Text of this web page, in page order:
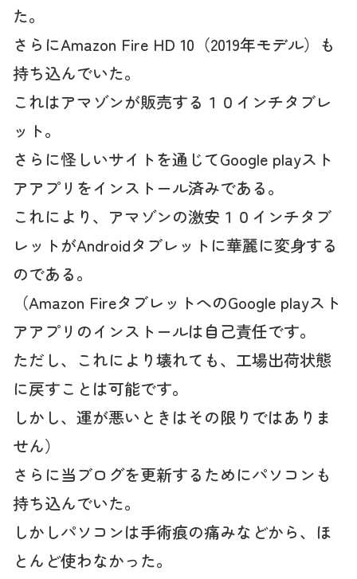
た。
さらにAmazon Fire HD 10（2019年モデル）も
持ち込んでいた。
これはアマゾンが販売する１０インチタブレ
ット。
さらに怪しいサイトを通じてGoogle playスト
アアプリをインストール済みである。
これにより、アマゾンの激安１０インチタブ
レットがAndroidタブレットに華麗に変身する
のである。
（Amazon FireタブレットへのGoogle playスト
アアプリのインストールは自己責任です。
ただし、これにより壊れても、工場出荷状態
に戻すことは可能です。
しかし、運が悪いときはその限りではありま
せん）
さらに当ブログを更新するためにパソコンも
持ち込んでいた。
しかしパソコンは手術痕の痛みなどから、ほ
とんど使わなかった。